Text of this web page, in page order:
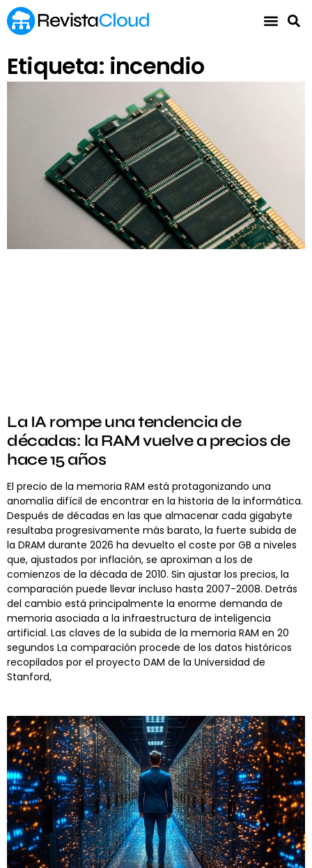
Etiqueta: incendio
La IA rompe una tendencia de
décadas: la RAM vuelve a precios de
hace 15 años
El precio de la memoria RAM está protagonizando una
anomalía difícil de encontrar en la historia de la informática.
Después de décadas en las que almacenar cada gigabyte
resultaba progresivamente más barato, la fuerte subida de
la DRAM durante 2026 ha devuelto el coste por GB a niveles
que, ajustados por inflación, se aproximan a los de
comienzos de la década de 2010. Sin ajustar los precios, la
comparación puede llevar incluso hasta 2007-2008. Detrás
del cambio está principalmente la enorme demanda de
memoria asociada a la infraestructura de inteligencia
artificial. Las claves de la subida de la memoria RAM en 20
segundos La comparación procede de los datos históricos
recopilados por el proyecto DAM de la Universidad de
Stanford,